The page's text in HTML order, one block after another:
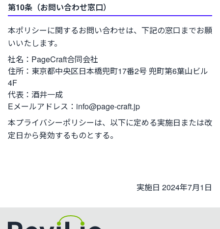
第10条（お問い合わせ窓口）
本ポリシーに関するお問い合わせは、下記の窓口までお願
いいたします。
社名：PageCraft合同会社
住所：東京都中央区日本橋兜町17番2号 兜町第6葉山ビル
4F
代表：酒井一成
Eメールアドレス：info@page-craft.jp
本プライバシーポリシーは、以下に定める実施日または改
定日から発効するものとする。
実施日 2024年7月1日